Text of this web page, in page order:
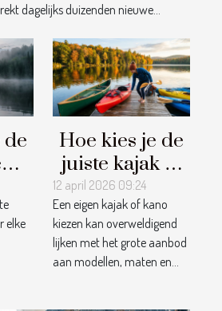
dagelijks duizenden nieuwe...
de
elke
Hoe kies je de
juiste kajak of
kano voor jouw
avonturen?
12 april 2026 09:24
Een eigen kajak of kano
kiezen kan overweldigend
lijken met het grote aanbod
aan modellen, maten en...